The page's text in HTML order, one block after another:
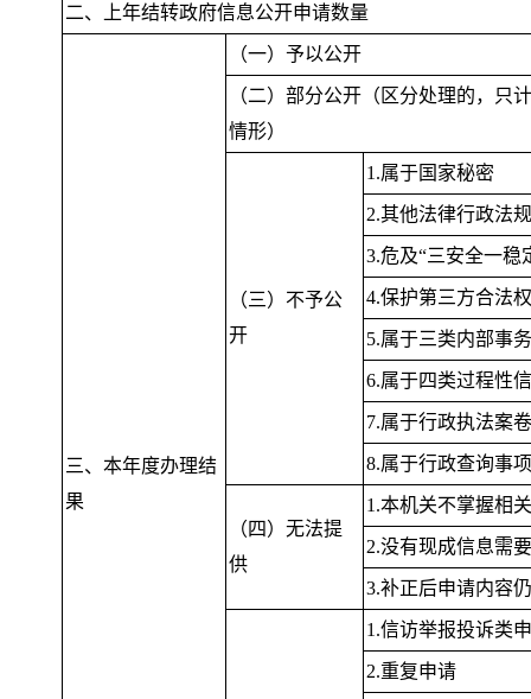
二、上年结转政府信息公开申请数量
三、本年度办理结
果
（一）予以公开
（二）部分公开（区分处理的， 只
情形）
（三）不予公
开
1.属于国家秘密
2.其他法律行政法
3.危及“三安全一稳
4.保护第三方合法
5.属于三类内部事
6.属于四类过程性
7.属于行政执法案
8.属于行政查询事
（四）无法提
供
1.本机关不掌握相
2.没有现成信息需
3.补正后申请内容
1.信访举报投诉类
2.重复申请